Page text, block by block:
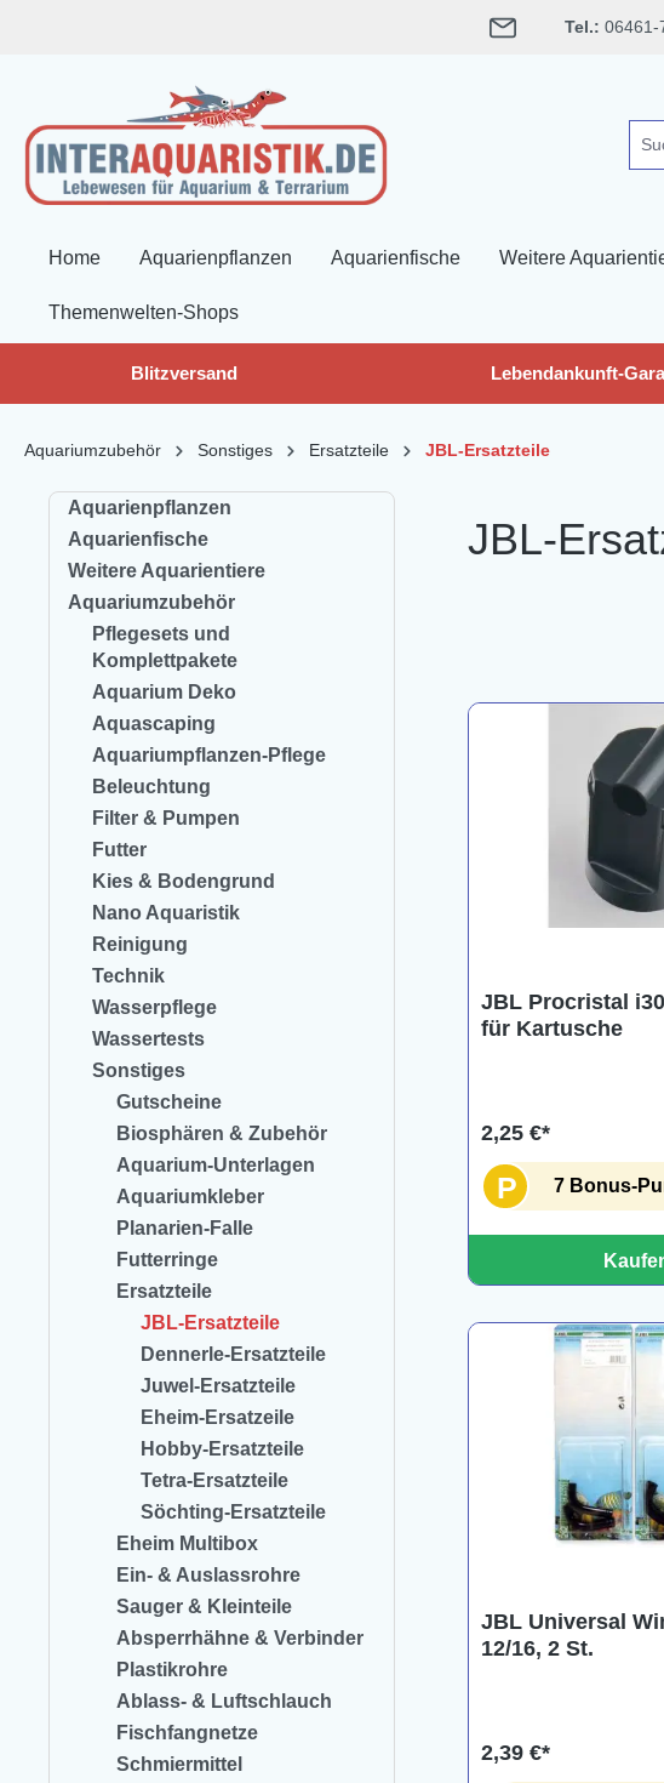
Tel.:
Home Aquarienpflanzen Aquarienfische Weitere
Themenwelten-Shops
Blitzversand Lebendankunft-
Aquariumzubehör Sonstiges Ersatzteile JBL-Ersatzteile
Aquarienpflanzen
Aquarienfische
Weitere Aquarientiere
Aquariumzubehör
Pflegesets und
Komplettpakete
Aquarium Deko
Aquascaping
Aquariumpflanzen-Pflege
Beleuchtung
Filter & Pumpen
Futter
Kies & Bodengrund
Nano Aquaristik
Reinigung
Technik
Wasserpflege
Wassertests
Sonstiges
Gutscheine
Biosphären & Zubehör
Aquarium-Unterlagen
Aquariumkleber
Planarien-Falle
Futterringe
Ersatzteile
JBL-Ersatzteile
Dennerle-Ersatzteile
Juwel-Ersatzteile
Eheim-Ersatzeile
Hobby-Ersatzteile
Tetra-Ersatzteile
Söchting-Ersatzteile
Eheim Multibox
Ein- & Auslassrohre
Sauger & Kleinteile
Absperrhähne & Verbinder
Plastikrohre
Ablass- & Luftschlauch
Fischfangnetze
Schmiermittel
JBL-
JBL Procristal
für Kartusche
2,25 €*
P 7 Bonus-
JBL Universal
12/16, 2 St.
2,39 €*